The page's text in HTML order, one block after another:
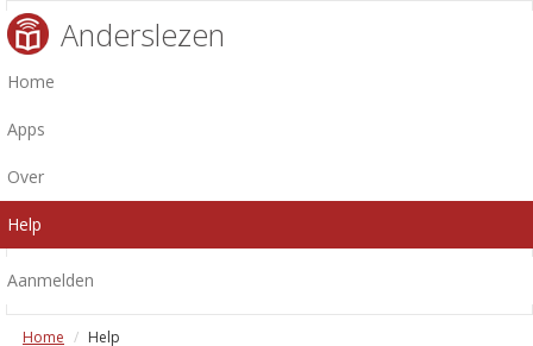
Anderslezen
Home
Apps
Over
Help
Aanmelden
Home Help